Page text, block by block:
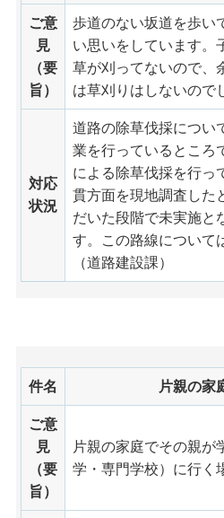
ご意
見
（要
旨）
歩道のない坂道を歩い
い思いをしています。
草が刈ってないので、
は草刈りはしないので
対応
状況
道路の除草伐採につい
業を行っているところ
による除草伐採を行っ
貫方面を現地調査した
だいた段階で未実施と
す。この路線について
（道路建設課）
件名 片親の家
ご意
見
（要
旨）
片親の家庭でその親が
学・専門学校）に行く